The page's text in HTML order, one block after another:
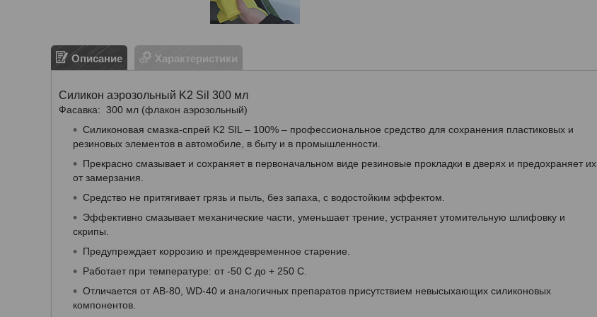
Описание Характеристики
Силикон аэрозольный K2 Sil 300 мл
Фасавка: 300 мл (флакон аэрозольный)
Силиконовая смазка-спрей K2 SIL – 100% – профессиональное средство для сохранения пластиковых и
резиновых элементов в автомобиле, в быту и в промышленности.
Прекрасно смазывает и сохраняет в первоначальном виде резиновые прокладки в дверях и предохраняет их
от замерзания.
Средство не притягивает грязь и пыль, без запаха, с водостойким эффектом.
Эффективно смазывает механические части, уменьшает трение, устраняет утомительную шлифовку и
скрипы.
Предупреждает коррозию и преждевременное старение.
Работает при температуре: от -50 С до + 250 C.
Отличается от AB-80, WD-40 и аналогичных препаратов присутствием невысыхающих силиконовых
компонентов.